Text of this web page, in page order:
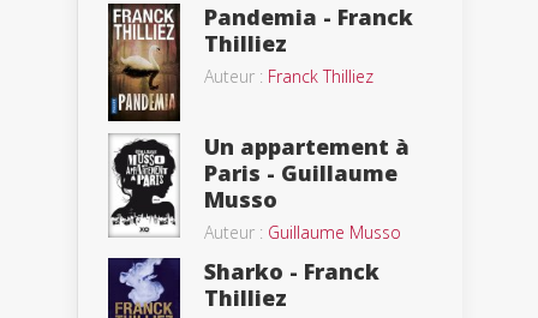
Pandemia - Franck
Thilliez
Auteur : Franck Thilliez
Un appartement à
Paris - Guillaume
Musso
Auteur : Guillaume Musso
Sharko - Franck
Thilliez